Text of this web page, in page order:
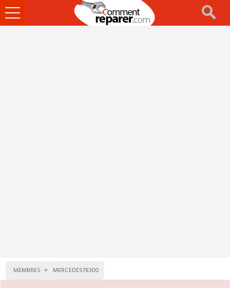
Ouvrir
le
MEMBRES MERCEDES78300